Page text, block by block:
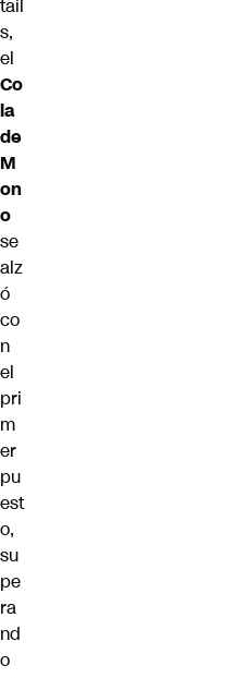
tail
s,
el
Co
la
de
M
on
o
se
alz
ó
co
n
el
pri
m
er
pu
est
o,
su
pe
ra
nd
o